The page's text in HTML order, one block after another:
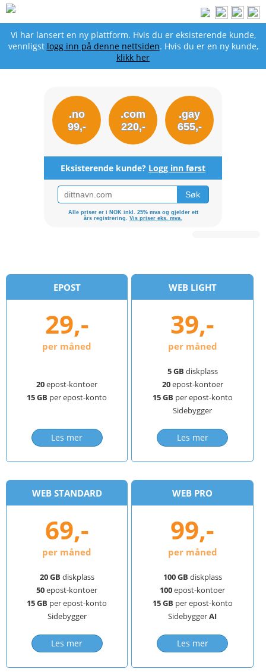
Vi har lansert en ny plattform. Hvis du er eksisterende kunde,
vennligst logg inn på denne nettsiden. Hvis du er en ny kunde,
klikk her
.no
99,-
.com
220,-
.gay
655,-
Eksisterende kunde? Logg inn først
Alle priser er i NOK inkl. 25% mva og gjelder ett
års registrering. Vis priser eks. mva.
EPOST
29,-
per måned
20epost-kontoer
15 GB per epost-konto
Les mer
WEB LIGHT
39,-
per måned
5 GB diskplass
20epost-kontoer
15 GB per epost-konto
Sidebygger
Les mer
WEB STANDARD
69,-
per måned
20 GB diskplass
50epost-kontoer
15 GB per epost-konto
Sidebygger
Les mer
WEB PRO
99,-
per måned
100 GB diskplass
100epost-kontoer
15 GB per epost-konto
SidebyggerAI
Les mer